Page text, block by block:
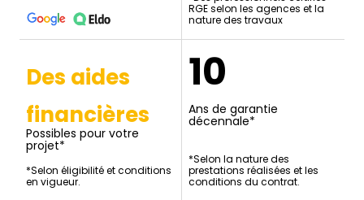
RGE selon les agences et la
nature des travaux
Des aides
financières
Possibles pour votre
projet*
*Selon éligibilité et conditions
en vigueur.
10
Ans de garantie
décennale*
*Selon la nature des
prestations réalisées et les
conditions du contrat.